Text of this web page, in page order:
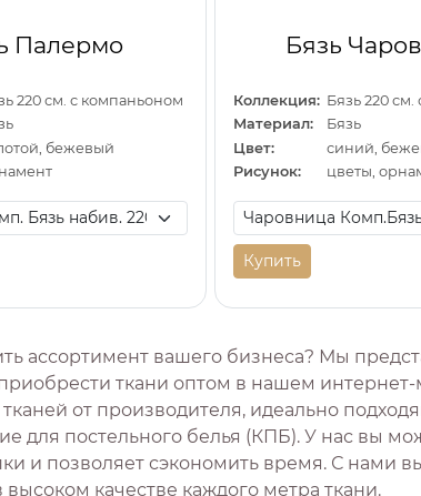
Палермо
220 см. с компаньоном
бежевый
Бязь
Коллекция: Бязь 220
Материал:
Бязь
Цвет:
синий,
Рисунок:
цветы,
Купить
ассортимент вашего бизнеса? Мы
ткани оптом в нашем
от производителя, идеально
для постельного белья (КПБ). У нас вы
и позволяет сэкономить время. С нами
высоком качестве каждого метра ткани.